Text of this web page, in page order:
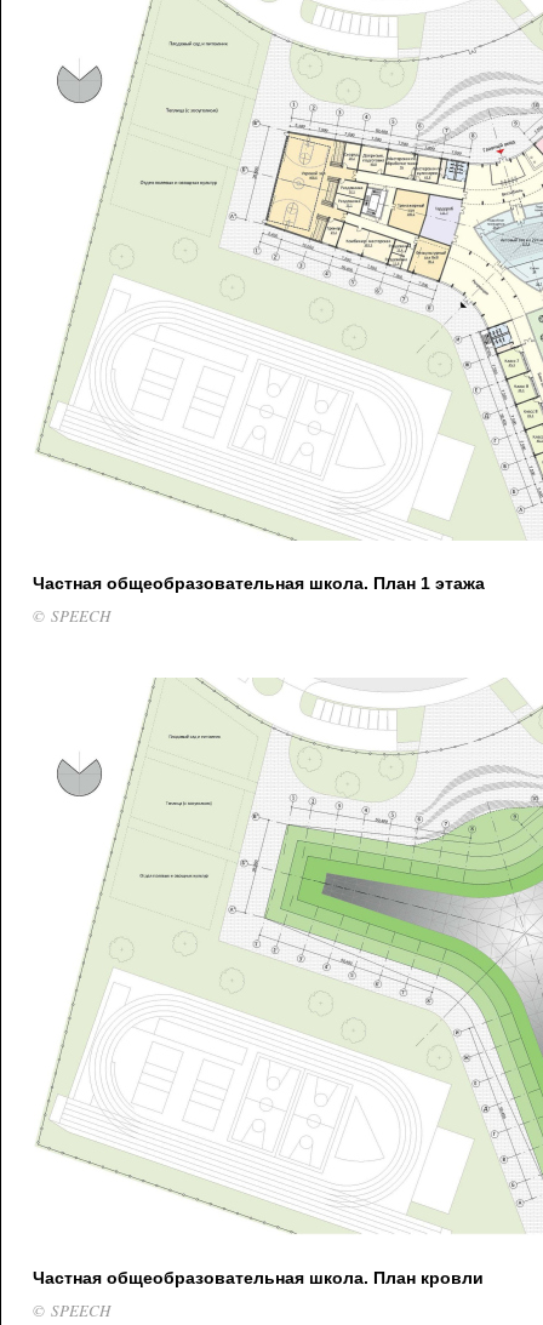
Частная общеобразовательная школа. План 1 этажа
© SPEECH
Частная общеобразовательная школа. План кровли
© SPEECH